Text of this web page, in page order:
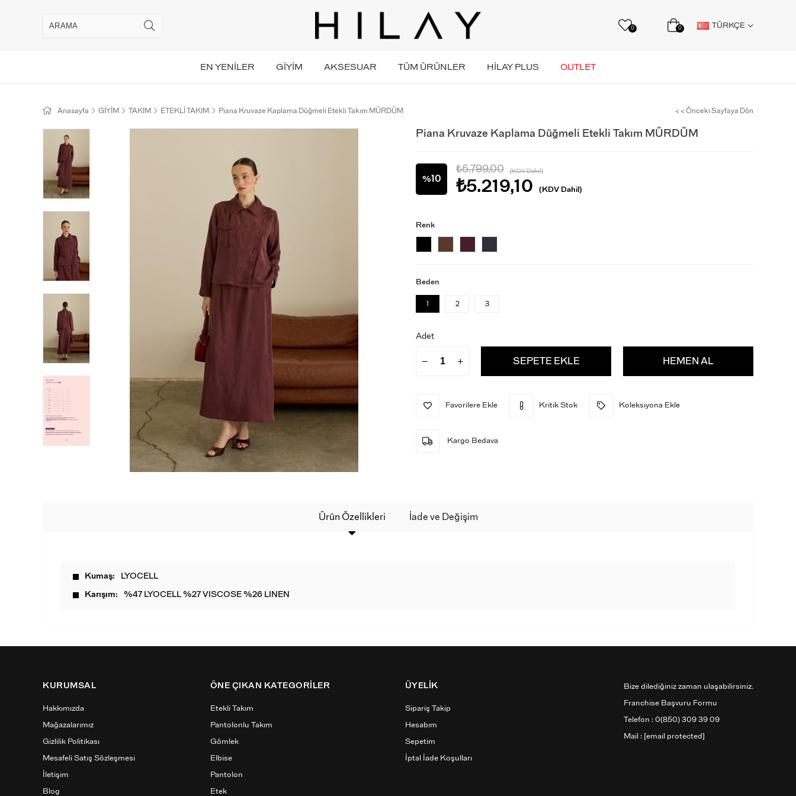
0 0 TÜRKÇE
EN YENİLER GİYİM AKSESUAR TÜM ÜRÜNLER HİLAY PLUS OUTLET
Anasayfa GİYİM TAKIM ETEKLİ TAKIM Piana Kruvaze Kaplama Düğmeli Etekli Takım MÜRDÜM < < Önceki Sayfaya Dön
Piana Kruvaze Kaplama Düğmeli Etekli Takım MÜRDÜM
%10
₺5.799,00 (KDV Dahil)
₺5.219,10 (KDV Dahil)
Renk
Beden
1 2 3
Adet
Favorilere Ekle Kritik Stok Koleksiyona Ekle
Kargo Bedava
Ürün Özellikleri İade ve Değişim
Kumaş LYOCELL
Karışım %47 LYOCELL %27 VISCOSE %26 LINEN
KURUMSAL
Hakkımızda
Mağazalarımız
Gizlilik Politikası
Mesafeli Satış Sözleşmesi
İletişim
Blog
ÖNE ÇIKAN KATEGORİLER
Etekli Takım
Pantolonlu Takım
Gömlek
Elbise
Pantolon
Etek
ÜYELİK
Sipariş Takip
Hesabım
Sepetim
İptal İade Koşulları
Bize dilediğiniz zaman ulaşabilirsiniz.
Franchise Başvuru Formu
Telefon : 0(850) 309 39 09
Mail : [email protected]